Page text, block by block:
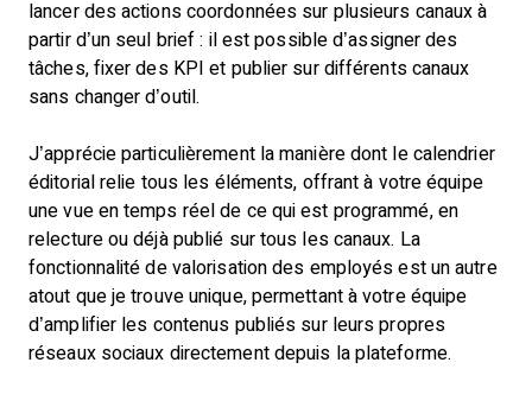
lancer des actions coordonnées sur plusieurs canaux à
partir d’un seul brief : il est possible d’assigner des
tâches, fixer des KPI et publier sur différents canaux
sans changer d’outil.
J’apprécie particulièrement la manière dont le calendrier
éditorial relie tous les éléments, offrant à votre équipe
une vue en temps réel de ce qui est programmé, en
relecture ou déjà publié sur tous les canaux. La
fonctionnalité de valorisation des employés est un autre
atout que je trouve unique, permettant à votre équipe
d’amplifier les contenus publiés sur leurs propres
réseaux sociaux directement depuis la plateforme.